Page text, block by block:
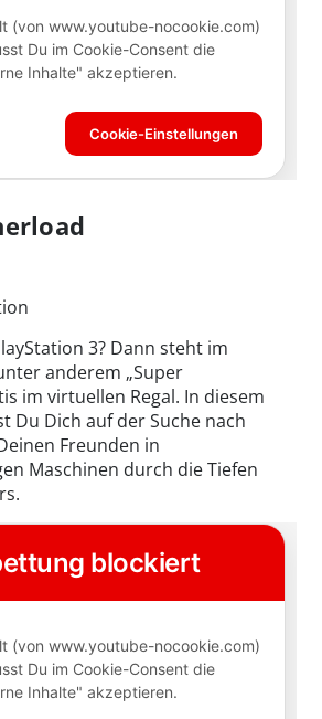
3? Dann steht im
anderem „Super
im virtuellen Regal. In diesem
Du Dich auf der Suche nach
Freunden in
Maschinen durch die Tiefen